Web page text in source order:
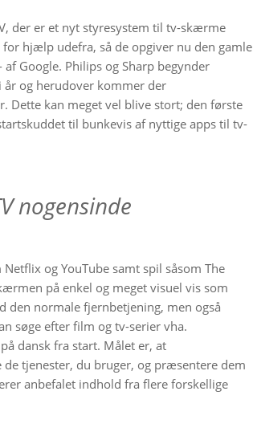
der er et nyt styresystem til tv-skærme
hjælp udefra, så de opgiver nu den gamle
Google. Philips og Sharp begynder
år og herudover kommer der
Dette kan meget vel blive stort; den første
til bunkevis af nyttige apps til tv-
nogensinde
og YouTube samt spil såsom The
på enkel og meget visuel vis som
den normale fjernbetjening, men også
søge efter film og tv-serier vha.
dansk fra start. Målet er, at
tjenester, du bruger, og præsentere dem
anbefalet indhold fra flere forskellige